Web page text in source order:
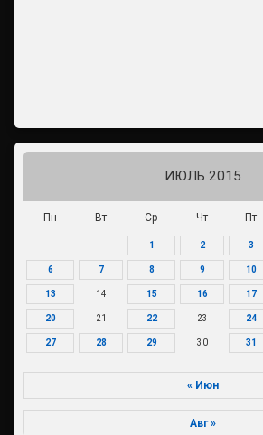
ИЮЛЬ 2015
Пн Вт Ср Чт Пт
1 2 3
6 7 8 9 10
13 14 15 16 17
20 21 22 23 24
27 28 29 30 31
« Июн
Авг »